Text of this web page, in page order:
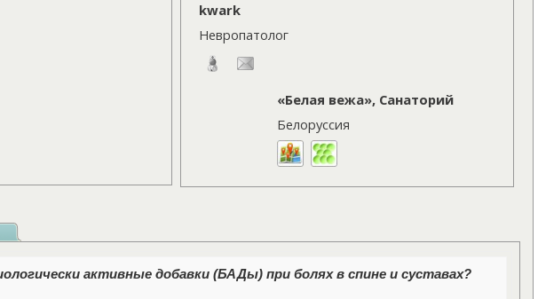
kwark
Невропатолог
«Белая вежа», Санаторий
Белоруссия
активные добавки (БАДы) при болях в спине и суставах?